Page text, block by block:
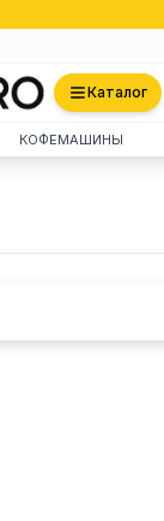
Каталог
КОФЕМАШИНЫ